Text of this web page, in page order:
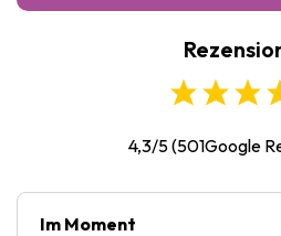
Geschlossen
10:00-18:00
Freitag :10:00
4,3/5(501Google
Im Moment